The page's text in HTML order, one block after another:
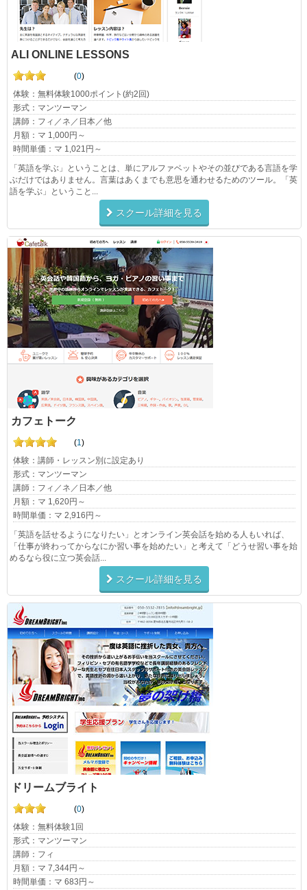
ALI ONLINE LESSONS
(0)
体験：無料体験1000ポイント(約2回)
形式：マンツーマン
講師：フィ／ネ／日本／他
月額：マ 1,000円～
時間単価：マ 1,021円～
「英語を学ぶ」ということは、単にアルファベットやその並びである言語を学
ぶだけではありません。言葉はあくまでも意思を通わせるためのツール。「英
語を学ぶ」ということ...
スクール詳細を見る
カフェトーク
(1)
体験：講師・レッスン別に設定あり
形式：マンツーマン
講師：フィ／ネ／日本／他
月額：マ 1,620円～
時間単価：マ 2,916円～
「英語を話せるようになりたい」とオンライン英会話を始める人もいれば、
「仕事が終わってからなにか習い事を始めたい」と考えて「どうせ習い事を始
めるなら役に立つ英会話...
スクール詳細を見る
ドリームブライト
(0)
体験：無料体験1回
形式：マンツーマン
講師：フィ
月額：マ 7,344円～
時間単価：マ 683円～